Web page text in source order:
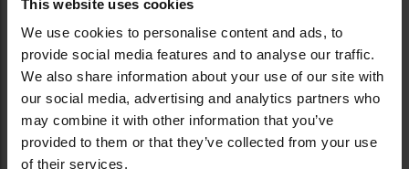
This website uses cookies
We use cookies to personalise content and ads, to
provide social media features and to analyse our traffic.
We also share information about your use of our site with
our social media, advertising and analytics partners who
may combine it with other information that you’ve
provided to them or that they’ve collected from your use
of their services.
towarzyszy zarówno profesjonalistom, jak i
pasjonatom - od ratowników górskich po
alpinistów eksplorujących najtrudniejsze ściany
świata. Produkty marki były używane podczas
licznych ekspedycji w Himalaje i akcjach
ratunkowych, co potwierdza ich niezawodność
w najbardziej ekstremalnych sytuacjach.